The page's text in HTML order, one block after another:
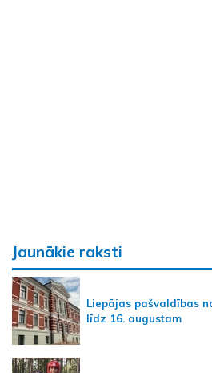
Jaunākie raksti
Liepājas pašvaldības
līdz 16. augustam